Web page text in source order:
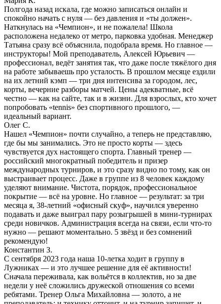
Полгода назад искала, где можно записаться онлайн и
спокойно начать с нуля — без давления и «ты должен».
Наткнулась на «Чемпион», и не пожалела! Школа
расположена недалеко от метро, парковка удобная. Менеджер
Татьяна сразу всё объяснила, подобрала время. Но главное —
инструкторы! Мой преподаватель, Алексей Юрьевич —
профессионал, ведёт занятия так, что даже после тяжёлого дня
на работе забываешь про усталость. В прошлом месяце ездили
на их летний кэмп — три дня интенсива за городом, лес,
корты, вечерние разборы матчей. Цены адекватные, всё
честно — как на сайте, так и в жизни. Для взрослых, кто хочет
попробовать «tennis» без спортивного прошлого, —
идеальный вариант.
Олег С.
Нашел «Чемпион» почти случайно, а теперь не представляю,
где бы мы занимались. Это не просто корты — здесь
чувствуется дух настоящего спорта. Главный тренер —
российский многократный победитель и призер
международных турниров, и это сразу видно по тому, как он
выстраивает процесс. Даже в группе из 8 человек каждому
уделяют внимание. Чистота, порядок, профессиональное
покрытие — всё на уровне. Но главное — результат: за три
месяца я, 38-летний «офисный скуф», научился уверенно
подавать и даже выиграл пару розыгрышей в мини-турнирах
среди новичков. Администрация всегда на связи, если что-то
нужно — решают моментально. 5 звёзд и без сомнений
рекомендую!
Константин З.
С сентября 2023 года наша 10-летка ходит в группу в
Лужниках — и это лучшее решение для её активности!
Сначала переживала, как вольётся в коллектив, но за две
недели у неё сложились дружеской отношения со всеми
ребятами. Тренер Ольга Михайловна — золото, а не